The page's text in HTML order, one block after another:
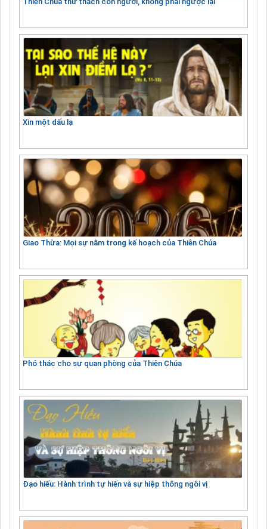
Xin một dấu lạ
Giao Thừa: Mọi sự nằm trong kế hoạch của Thiên Chúa
Phó thác cho sự quan phòng của Thiên Chúa
Đạo hiếu: Hành trình tự hiến và sự hiệp thông ngôi vị